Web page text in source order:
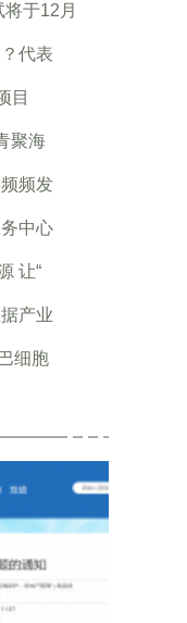
于12月
代表
目
聚海
频发
中心
让“
产业
细胞